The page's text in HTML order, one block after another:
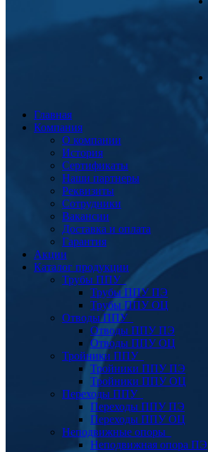
Главная
Компания
О компании
История
Сертификаты
Наши партнеры
Реквизиты
Сотрудники
Вакансии
Доставка и оплата
Гарантия
Акции
Каталог продукции
Трубы ППУ
Трубы ППУ ПЭ
Трубы ППУ ОЦ
Отводы ППУ
Отводы ППУ ПЭ
Отводы ППУ ОЦ
Тройники ППУ
Тройники ППУ ПЭ
Тройники ППУ ОЦ
Переходы ППУ
Переходы ППУ ПЭ
Переходы ППУ ОЦ
Неподвижные опоры
Неподвижная опора ПЭ